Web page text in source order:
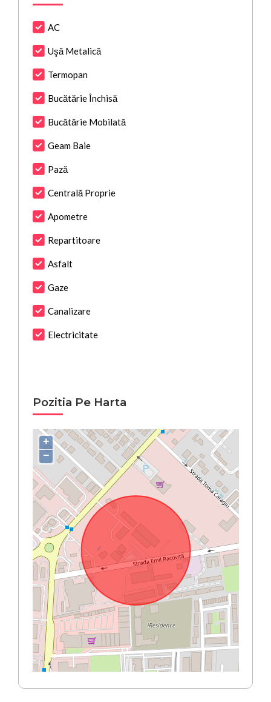
AC
Uşă Metalică
Termopan
Bucătărie Închisă
Bucătărie Mobilată
Geam Baie
Pază
Centrală Proprie
Apometre
Repartitoare
Asfalt
Gaze
Canalizare
Electricitate
Pozitia Pe Harta